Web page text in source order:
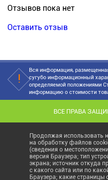
Отзывов пока нет
Оставить отзыв
Вся информация,
сугубо информационный
определяемой положениями
информацию о стоимости
ВСЕ ПРАВА
Продолжая использовать
на обработку файлов
(сведения о
версия Браузера; тип
экрана; источник откуда
с какого сайта или по
Браузера; какие страницы